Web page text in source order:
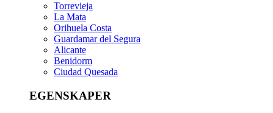
Torrevieja
La Mata
Orihuela Costa
Guardamar del Segura
Alicante
Benidorm
Ciudad Quesada
EGENSKAPER